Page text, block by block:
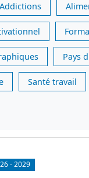
Addictions
Pays
Santé travail
-2029